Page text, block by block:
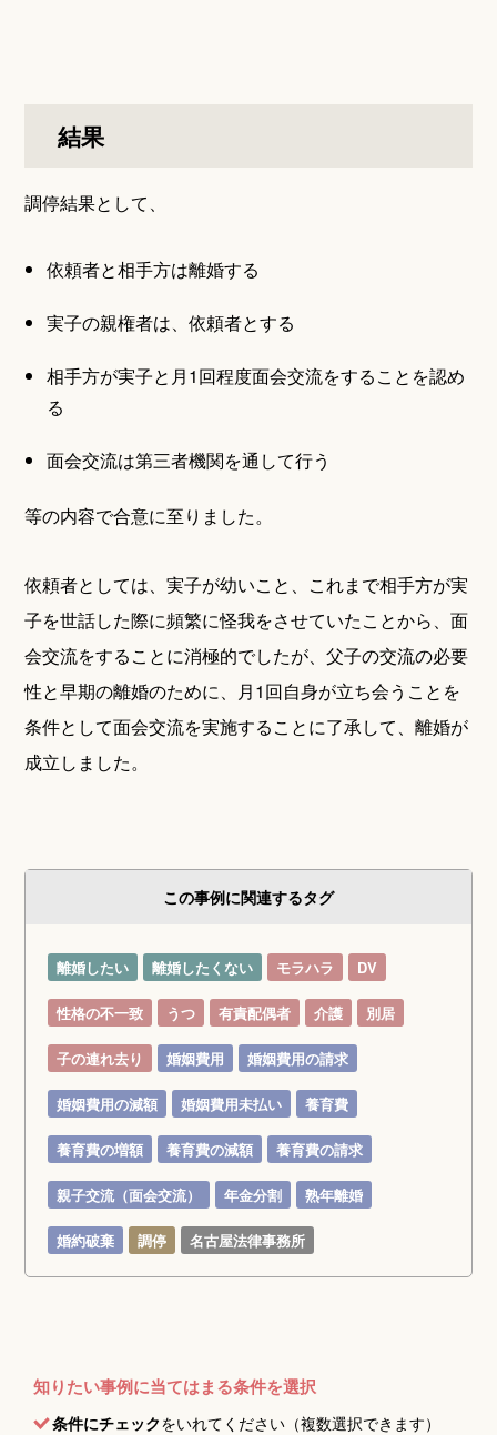
結果
調停結果として、
依頼者と相手方は離婚する
実子の親権者は、依頼者とする
相手方が実子と月1回程度面会交流をすることを認め
る
面会交流は第三者機関を通して行う
等の内容で合意に至りました。
依頼者としては、実子が幼いこと、これまで相手方が実
子を世話した際に頻繁に怪我をさせていたことから、面
会交流をすることに消極的でしたが、父子の交流の必要
性と早期の離婚のために、月1回自身が立ち会うことを
条件として面会交流を実施することに了承して、離婚が
成立しました。
この事例に関連するタグ
離婚したい 離婚したくない モラハラ DV
性格の不一致 うつ 有責配偶者 介護 別居
子の連れ去り 婚姻費用 婚姻費用の請求
婚姻費用の減額 婚姻費用未払い 養育費
養育費の増額 養育費の減額 養育費の請求
親子交流（面会交流） 年金分割 熟年離婚
婚約破棄 調停 名古屋法律事務所
知りたい事例に当てはまる条件を選択
条件にチェックをいれてください（複数選択できます）